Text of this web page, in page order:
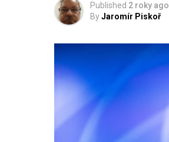
Published 2 roky ago
ByJaromír Piskoř